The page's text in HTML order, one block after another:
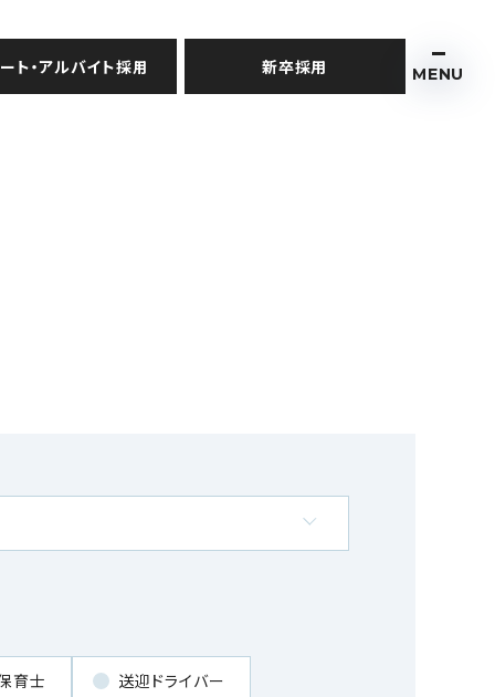
ト・アルバイト採用 新卒採用 MENU
育士 送迎ドライバー